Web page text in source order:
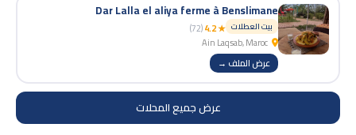
Dar Lalla el aliya ferme à Benslimane
بيت العطلات ★ 4.2
(72)
عرض الملف →
عرض جميع المحلات